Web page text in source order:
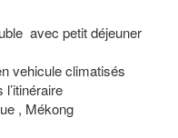
avec petit déjeuner
vehicule climatisés
, Mékong